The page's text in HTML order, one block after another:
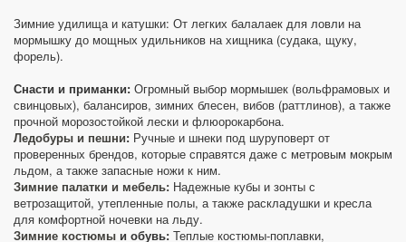
Зимние удилища и катушки: От легких балалаек для ловли на
мормышку до мощных удильников на хищника (судака, щуку,
форель).
Снасти и приманки: Огромный выбор мормышек (вольфрамовых и
свинцовых), балансиров, зимних блесен, вибов (раттлинов), а также
прочной морозостойкой лески и флюорокарбона.
Ледобуры и пешни: Ручные и шнеки под шуруповерт от
проверенных брендов, которые справятся даже с метровым мокрым
льдом, а также запасные ножи к ним.
Зимние палатки и мебель: Надежные кубы и зонты с
ветрозащитой, утепленные полы, а также раскладушки и кресла
для комфортной ночевки на льду.
Зимние костюмы и обувь: Теплые костюмы-поплавки,